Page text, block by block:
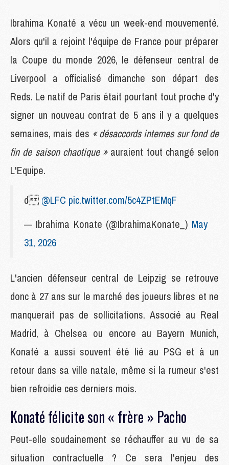
Ibrahima Konaté a vécu un week-end mouvementé.
Alors qu'il a rejoint l'équipe de France pour préparer
la Coupe du monde 2026, le défenseur central de
Liverpool a officialisé dimanche son départ des
Reds. Le natif de Paris était pourtant tout proche d'y
signer un nouveau contrat de 5 ans il y a quelques
semaines, mais des « désaccords internes sur fond de
fin de saison chaotique »auraient tout changé selon
L'Equipe.
d @LFC pic.twitter.com/5c4ZPtEMqF
— Ibrahima Konate (@IbrahimaKonate_) May
31, 2026
L'ancien défenseur central de Leipzig se retrouve
donc à 27 ans sur le marché des joueurs libres et ne
manquerait pas de sollicitations. Associé au Real
Madrid, à Chelsea ou encore au Bayern Munich,
Konaté a aussi souvent été lié au PSG et à un
retour dans sa ville natale, même si la rumeur s'est
bien refroidie ces derniers mois.
Konaté félicite son « frère » Pacho
Peut-elle soudainement se réchauffer au vu de sa
situation contractuelle ? Ce sera l'enjeu des